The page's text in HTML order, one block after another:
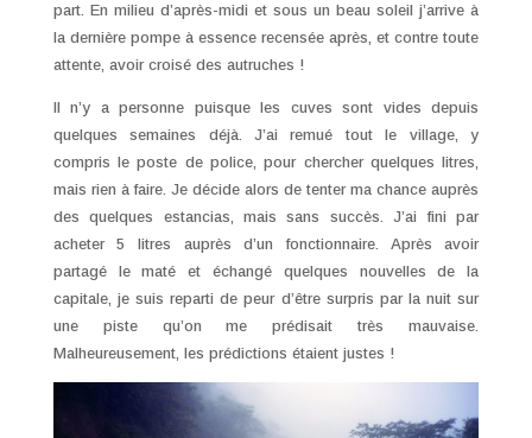
part. En milieu d’après-midi et sous un beau soleil j’arrive à
la dernière pompe à essence recensée après, et contre toute
attente, avoir croisé des autruches !
Il n’y a personne puisque les cuves sont vides depuis
quelques semaines déjà. J’ai remué tout le village, y
compris le poste de police, pour chercher quelques litres,
mais rien à faire. Je décide alors de tenter ma chance auprès
des quelques estancias, mais sans succès. J’ai fini par
acheter 5 litres auprès d’un fonctionnaire. Après avoir
partagé le maté et échangé quelques nouvelles de la
capitale, je suis reparti de peur d’être surpris par la nuit sur
une piste qu’on me prédisait très mauvaise.
Malheureusement, les prédictions étaient justes !